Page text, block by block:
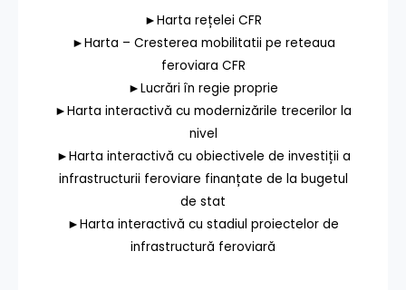
►Harta rețelei CFR
►Harta – Cresterea mobilitatii pe reteaua
feroviara CFR
►Lucrări în regie proprie
►Harta interactivă cu modernizările trecerilor la
nivel
►Harta interactivă cu obiectivele de investiții a
infrastructurii feroviare finanțate de la bugetul
de stat
►Harta interactivă cu stadiul proiectelor de
infrastructură feroviară